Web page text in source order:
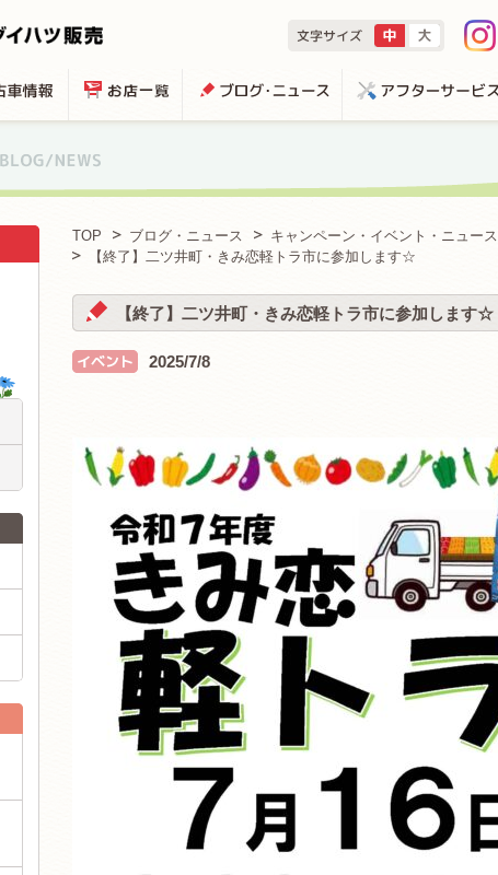
TOP ブログ・ニュース
キャンペーン・イベント・ニュース
【終了】二ツ井町・きみ恋軽トラ市に参加します☆
【終了】二ツ井町・きみ恋軽トラ市に参加します☆
2025/7/8